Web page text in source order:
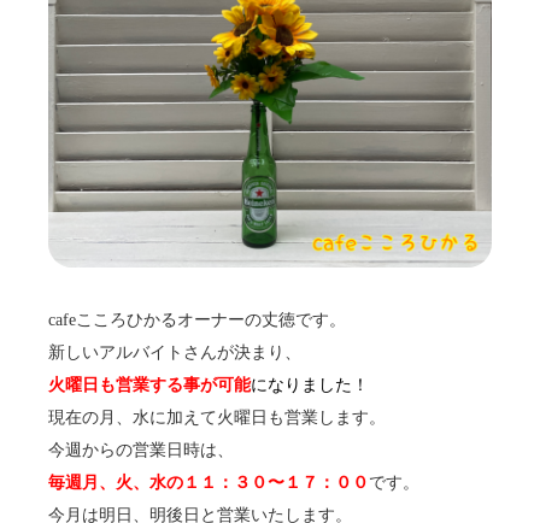
cafeこころひかるオーナーの丈徳です。
新しいアルバイトさんが決まり、
火曜日も営業する事が可能になりました！
現在の月、水に加えて火曜日も営業します。
今週からの営業日時は、
毎週月、火、水の１１：３０〜１７：００ です。
今月は明日、明後日と営業いたします。